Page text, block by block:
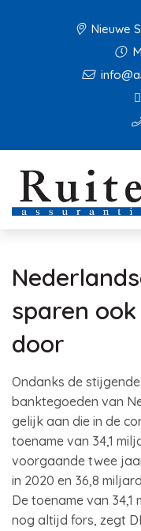
Nieuwe
sparen
door
Ondanks de
banktegoeden van
gelijk aan die in de
toename van 34,1
voorgaande twee
in 2020 en 36,8
De toename van
nog altijd fors, zegt